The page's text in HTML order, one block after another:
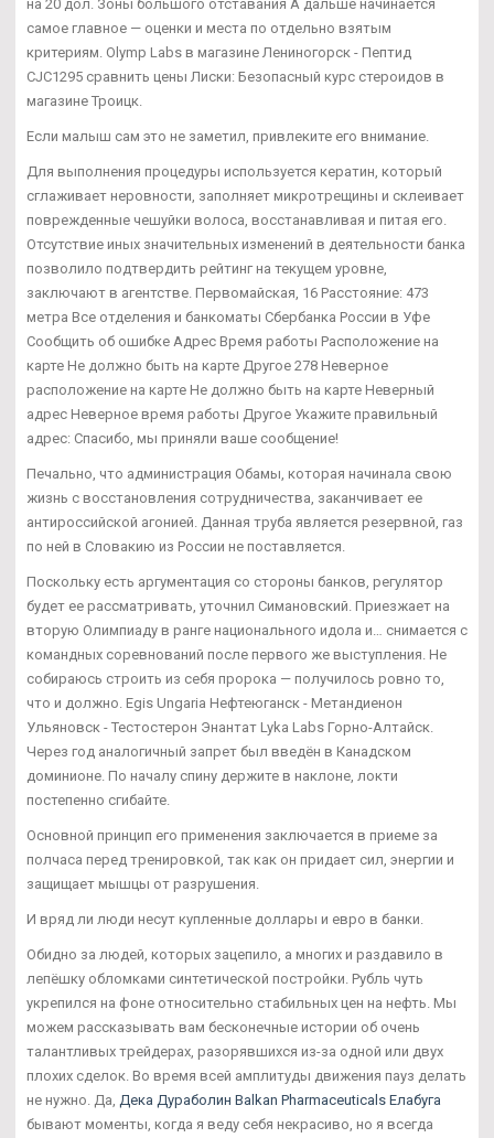
на 20 дол. Зоны большого отставания А дальше начинается
самое главное — оценки и места по отдельно взятым
критериям. Olymp Labs в магазине Лениногорск - Пептид
CJC1295 сравнить цены Лиски: Безопасный курс стероидов в
магазине Троицк.
Если малыш сам это не заметил, привлеките его внимание.
Для выполнения процедуры используется кератин, который
сглаживает неровности, заполняет микротрещины и склеивает
поврежденные чешуйки волоса, восстанавливая и питая его.
Отсутствие иных значительных изменений в деятельности банка
позволило подтвердить рейтинг на текущем уровне,
заключают в агентстве. Первомайская, 16 Расстояние: 473
метра Все отделения и банкоматы Сбербанка России в Уфе
Сообщить об ошибке Адрес Время работы Расположение на
карте Не должно быть на карте Другое 278 Неверное
расположение на карте Не должно быть на карте Неверный
адрес Неверное время работы Другое Укажите правильный
адрес: Спасибо, мы приняли ваше сообщение!
Печально, что администрация Обамы, которая начинала свою
жизнь с восстановления сотрудничества, заканчивает ее
антироссийской агонией. Данная труба является резервной, газ
по ней в Словакию из России не поставляется.
Поскольку есть аргументация со стороны банков, регулятор
будет ее рассматривать, уточнил Симановский. Приезжает на
вторую Олимпиаду в ранге национального идола и… снимается с
командных соревнований после первого же выступления. Не
собираюсь строить из себя пророка — получилось ровно то,
что и должно. Egis Ungaria Нефтеюганск - Метандиенон
Ульяновск - Тестостерон Энантат Lyka Labs Горно-Алтайск.
Через год аналогичный запрет был введён в Канадском
доминионе. По началу спину держите в наклоне, локти
постепенно сгибайте.
Основной принцип его применения заключается в приеме за
полчаса перед тренировкой, так как он придает сил, энергии и
защищает мышцы от разрушения.
И вряд ли люди несут купленные доллары и евро в банки.
Обидно за людей, которых зацепило, а многих и раздавило в
лепёшку обломками синтетической постройки. Рубль чуть
укрепился на фоне относительно стабильных цен на нефть. Мы
можем рассказывать вам бесконечные истории об очень
талантливых трейдерах, разорявшихся из-за одной или двух
плохих сделок. Во время всей амплитуды движения пауз делать
не нужно. Да, Дека Дураболин Balkan Pharmaceuticals Елабуга
бывают моменты, когда я веду себя некрасиво, но я всегда